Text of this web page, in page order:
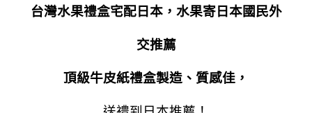
台灣水果禮盒宅配日本，水果寄日本國民外
交推薦
頂級牛皮紙禮盒製造、質感佳，